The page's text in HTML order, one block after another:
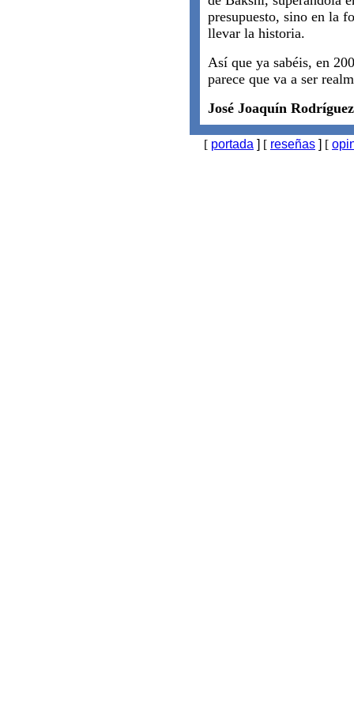
presupuesto, sino en la
llevar la historia.
Así que ya sabéis, en
parece que va a ser
José Joaquín Rodríguez
[ portada ] [ reseñas ] [